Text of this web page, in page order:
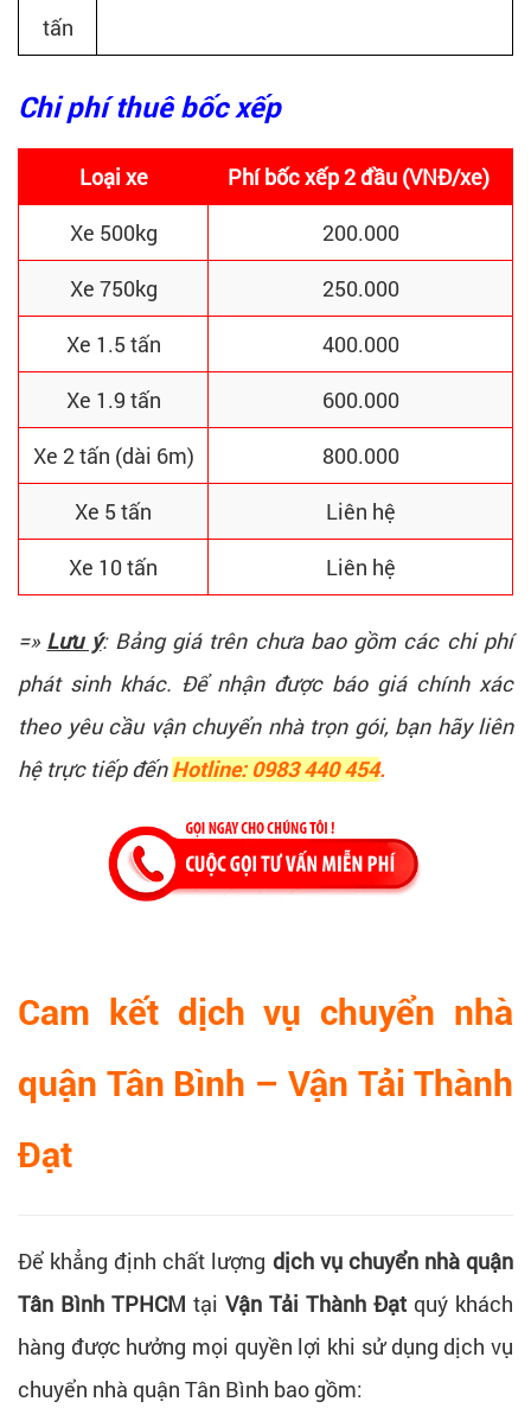
tấn
Chi phí thuê bốc xếp
Loại xe
Phí bốc xếp 2 đầu (VNĐ/xe)
Xe 500kg
200.000
Xe 750kg
250.000
Xe 1.5 tấn
400.000
Xe 1.9 tấn
600.000
Xe 2 tấn (dài 6m)
800.000
Xe 5 tấn
Liên hệ
Xe 10 tấn
Liên hệ
=» Lưu ý: Bảng giá trên chưa bao gồm các chi phí
phát sinh khác. Để nhận được báo giá chính xác
theo yêu cầu vận chuyển nhà trọn gói, bạn hãy liên
hệ trực tiếp đếnHotline: 0983 440 454.
Cam kết dịch vụ chuyển nhà
quận Tân Bình – Vận Tải Thành
Đạt
Để khẳng định chất lượng dịch vụ chuyển nhà quận
Tân Bình TPHCM tại Vận Tải Thành Đạt quý khách
hàng được hưởng mọi quyền lợi khi sử dụng dịch vụ
chuyển nhà quận Tân Bình bao gồm: